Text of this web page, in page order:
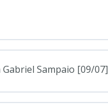
Sampaio [09/07]